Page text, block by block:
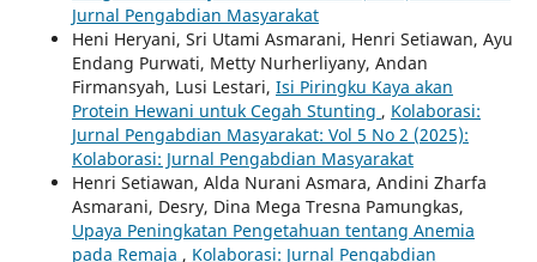
Jurnal Pengabdian Masyarakat
Heni Heryani, Sri Utami Asmarani, Henri Setiawan, Ayu
Endang Purwati, Metty Nurherliyany, Andan
Firmansyah, Lusi Lestari, Isi Piringku Kaya akan
Protein Hewani untuk Cegah Stunting , Kolaborasi:
Jurnal Pengabdian Masyarakat: Vol 5 No 2 (2025):
Kolaborasi: Jurnal Pengabdian Masyarakat
Henri Setiawan, Alda Nurani Asmara, Andini Zharfa
Asmarani, Desry, Dina Mega Tresna Pamungkas,
Upaya Peningkatan Pengetahuan tentang Anemia
pada Remaja , Kolaborasi: Jurnal Pengabdian